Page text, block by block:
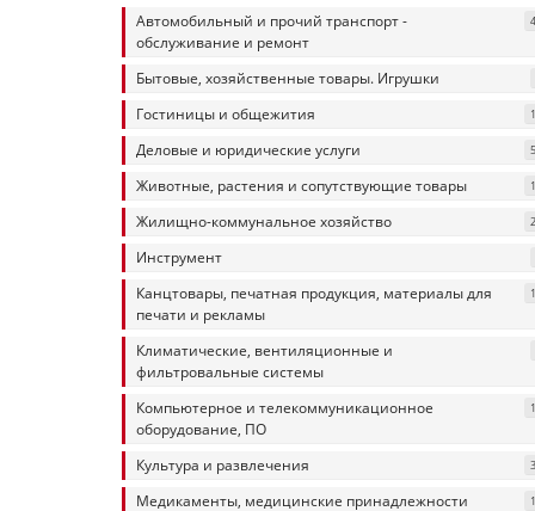
Автомобильный и прочий транспорт -
обслуживание и ремонт
Бытовые, хозяйственные товары. Игрушки
Гостиницы и общежития
Деловые и юридические услуги
Животные, растения и сопутствующие товары
Жилищно-коммунальное хозяйство
Инструмент
Канцтовары, печатная продукция, материалы для
печати и рекламы
Климатические, вентиляционные и
фильтровальные системы
Компьютерное и телекоммуникационное
оборудование, ПО
Культура и развлечения
Медикаменты, медицинские принадлежности